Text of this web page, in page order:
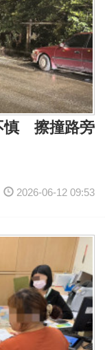
慎 擦撞路旁
2026-06-12 09:53